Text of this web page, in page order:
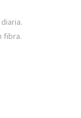
fibra.